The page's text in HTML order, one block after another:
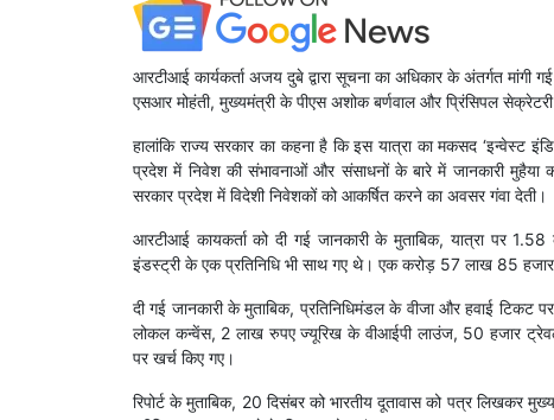
आरटीआई कार्यकर्ता अजय दुबे द्वारा सूचना का अधिकार के अंतर्गत
एसआर मोहंती, मुख्यमंत्री के पीएस अशोक बर्णवाल और प्रिंसिपल
हालांकि राज्य सरकार का कहना है कि इस यात्रा का मकसद ‘इन्वेस्ट
प्रदेश में निवेश की संभावनाओं और संसाधनों के बारे में जानकारी मुहैया
सरकार प्रदेश में ​​विदेशी निवेशकों को आकर्षित करने का अवसर गंवा देती।
आरटीआई कायकर्ता को दी गई जानकारी के मुताबिक, यात्रा पर
इंडस्ट्री के एक प्रतिनिधि भी साथ गए थे। एक करोड़ 57 लाख 85
दी गई जानकारी के मुताबिक, प्रतिनिधिमंडल के वीजा और हवाई
लोकल कन्वेंस, 2 लाख रुपए ज्यूरिख के वीआईपी लाउंज, 50 हजार
पर खर्च किए गए।
रिपोर्ट के मुताबिक, 20 दिसंबर को भारतीय दूतावास को पत्र लिखकर